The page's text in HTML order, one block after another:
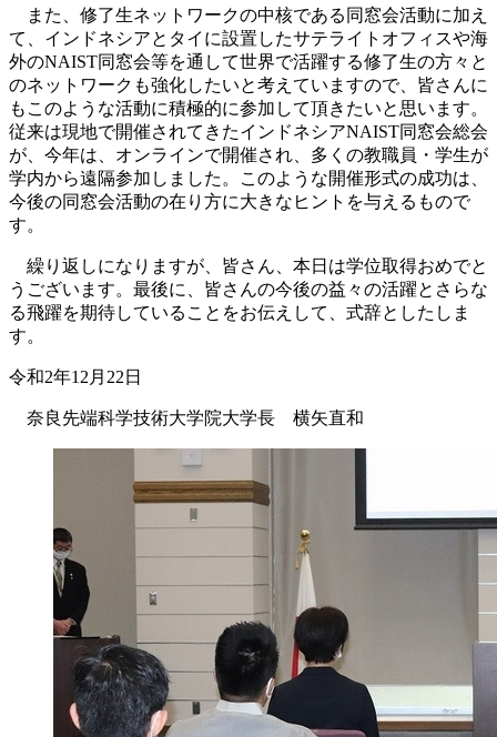
また、修了生ネットワークの中核である同窓会活動に加え
て、インドネシアとタイに設置したサテライトオフィスや海
外のNAIST同窓会等を通して世界で活躍する修了生の方々と
のネットワークも強化したいと考えていますので、皆さんに
もこのような活動に積極的に参加して頂きたいと思います。
従来は現地で開催されてきたインドネシアNAIST同窓会総会
が、今年は、オンラインで開催され、多くの教職員・学生が
学内から遠隔参加しました。このような開催形式の成功は、
今後の同窓会活動の在り方に大きなヒントを与えるもので
す。
繰り返しになりますが、皆さん、本日は学位取得おめでと
うございます。最後に、皆さんの今後の益々の活躍とさらな
る飛躍を期待していることをお伝えして、式辞としたしま
す。
令和2年12月22日
奈良先端科学技術大学院大学長 横矢直和